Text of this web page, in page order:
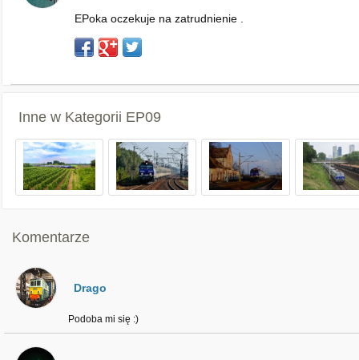
EPoka oczekuje na zatrudnienie .
Inne w Kategorii EP09
Komentarze
Drago
Podoba mi się :)